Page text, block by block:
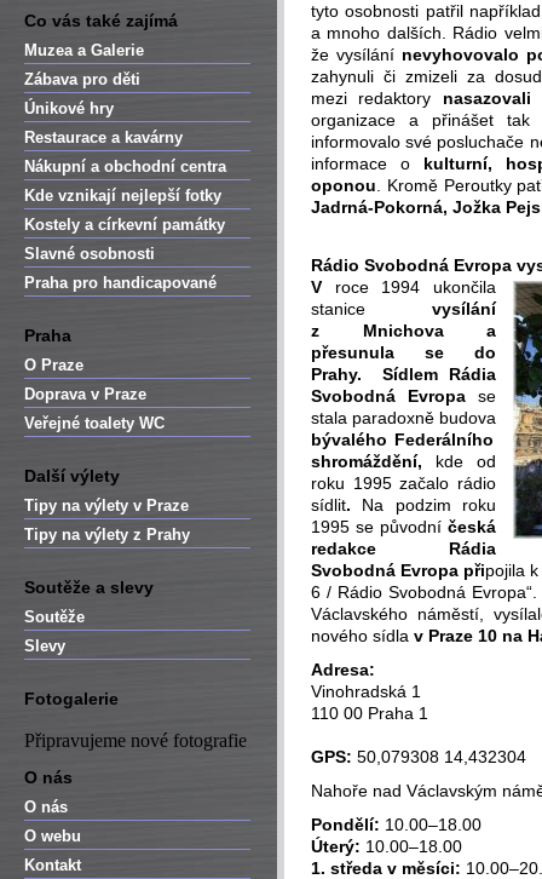
Co vás také zajímá
Muzea a Galerie
Zábava pro děti
Únikové hry
Restaurace a kavárny
Nákupní a obchodní centra
Kde vznikají nejlepší fotky
Kostely a církevní památky
Slavné osobnosti
Praha pro handicapované
Praha
O Praze
Doprava v Praze
Veřejné toalety WC
Další výlety
Tipy na výlety v Praze
Tipy na výlety z Prahy
Soutěže a slevy
Soutěže
Slevy
Fotogalerie
Připravujeme nové fotografie
O nás
O nás
O webu
Kontakt
tyto osobnosti patřil
a mnoho dalších. Rádio
že vysílání nevyhovovalo
zahynuli či zmizeli za
mezi redaktory
organizace a přinášet
informovalo své posluchače
informace o kulturní,
oponou . Kromě Peroutky
Jadrná-Pokorná, Jožka
Rádio Svobodná Evropa
V roce 1994 ukončila
stanice vysílání
z Mnichova a
přesunula se do
Prahy. Sídlem Rádia
Svobodná Evropa se
stala paradoxně budova
bývalého Federálního
shromáždění, kde od
roku 1995 začalo rádio
sídlit. Na podzim roku
1995 se původní česká
redakce Rádia
Svobodná Evropa připojila
6 / Rádio Svobodná
Václavského náměstí,
nového sídla v Praze 10 na
Adresa:
Vinohradská 1
110 00 Praha 1
GPS: 50,079308 14,432304
Nahoře nad Václavským
Pondělí: 10.00–18.00
Úterý: 10.00–18.00
1. středa v měsíci: